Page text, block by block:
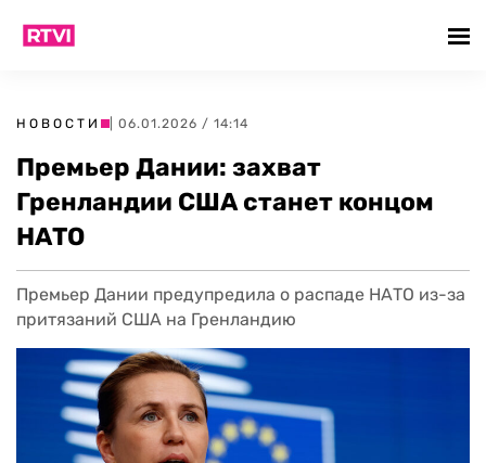
НОВОСТИ | 06.01.2026 / 14:14
Премьер Дании: захват
Гренландии США станет концом
НАТО
Премьер Дании предупредила о распаде НАТО из-за
притязаний США на Гренландию